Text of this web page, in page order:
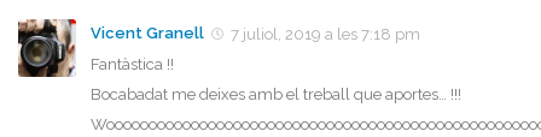
Vicent Granell
7 juliol, 2019 a les 7:18 pm
Fantàstica !!
Bocabadat me deixes amb el treball que aportes… !!!